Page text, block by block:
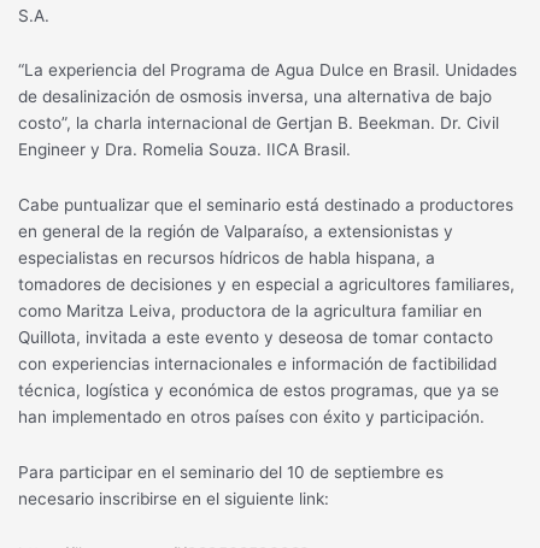
S.A.
“La experiencia del Programa de Agua Dulce en Brasil. Unidades
de desalinización de osmosis inversa, una alternativa de bajo
costo”, la charla internacional de Gertjan B. Beekman. Dr. Civil
Engineer y Dra. Romelia Souza. IICA Brasil.
Cabe puntualizar que el seminario está destinado a productores
en general de la región de Valparaíso, a extensionistas y
especialistas en recursos hídricos de habla hispana, a
tomadores de decisiones y en especial a agricultores familiares,
como Maritza Leiva, productora de la agricultura familiar en
Quillota, invitada a este evento y deseosa de tomar contacto
con experiencias internacionales e información de factibilidad
técnica, logística y económica de estos programas, que ya se
han implementado en otros países con éxito y participación.
Para participar en el seminario del 10 de septiembre es
necesario inscribirse en el siguiente link: